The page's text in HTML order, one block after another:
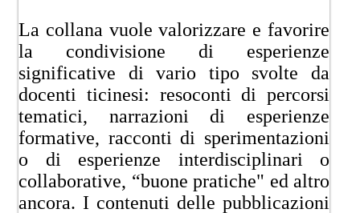
La collana vuole valorizzare e favorire
la condivisione di esperienze
significative di vario tipo svolte da
docenti ticinesi: resoconti di percorsi
tematici, narrazioni di esperienze
formative, racconti di sperimentazioni
o di esperienze interdisciplinari o
collaborative, “buone pratiche" ed altro
ancora. I contenuti delle pubblicazioni